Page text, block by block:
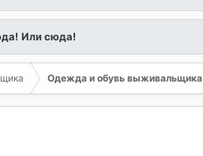
Или сюда!
Одежда и обувь выживальщика